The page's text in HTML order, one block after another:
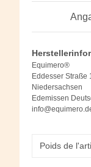
Equimero®
Eddesser Straße
Niedersachsen
Edemissen
Poids de